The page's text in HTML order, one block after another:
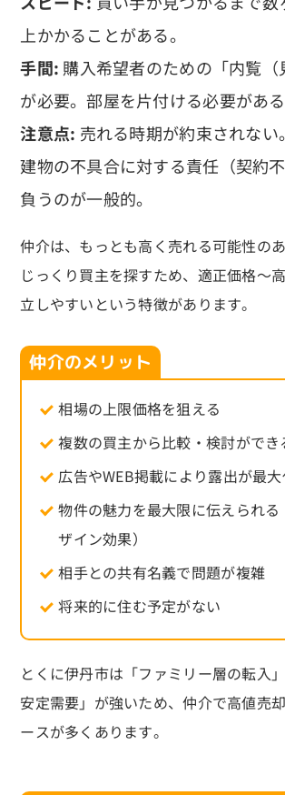
上かかることがある。
手間: 購入希望者のための「内覧（
が必要。部屋を片付ける必要がある
注意点: 売れる時期が約束されない
建物の不具合に対する責任（契約
負うのが一般的。
仲介は、もっとも高く売れる可能性のあ
じっくり買主を探すため、適正価格〜
立しやすいという特徴があります。
仲介のメリット
相場の上限価格を狙える
複数の買主から比較・検討ができ
広告やWEB掲載により露出が最
物件の魅力を最大限に伝えられる
ザイン効果）
相手との共有名義で問題が複雑
将来的に住む予定がない
とくに伊丹市は「ファミリー層の転入
安定需要」が強いため、仲介で高値売
ースが多くあります。